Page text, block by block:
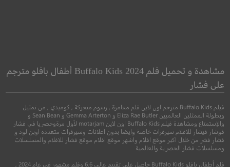
الفاسد
بلال: بطل من
اكشن●مغامرة●
مشاهدة و تحميل فلم Buffalo Kids 2024 أطفال بافلو مترجم
على فشار
فيلم Buffalo Kids مترجم اون لاين فلم مغامرة , رسوم متحركة , كوميدي , من تمثيل
وبطولة الممثلين العالميين Eliza Rae Butler و Gemma Arterton و Sean Bean و
والإستمتاع ومشاهدة فيلم Buffalo Kids اون لاين motarjam لأول مرةوحصريا في فشار
فوشار فيشار للافلام سيرفرات خاصة وايضا بدون اعلانات وسيرفرات متعدده اوبن لود و
فشار فشر من خلال اكبر موقع افلام واشهر موقع افلام موقع فشار للافلام والمسلسلات
ومسلسلات فشار الحصرية والعالمية